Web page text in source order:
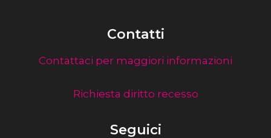
Contatti
Contattaci per maggiori informazioni
Richiesta diritto recesso
Seguici